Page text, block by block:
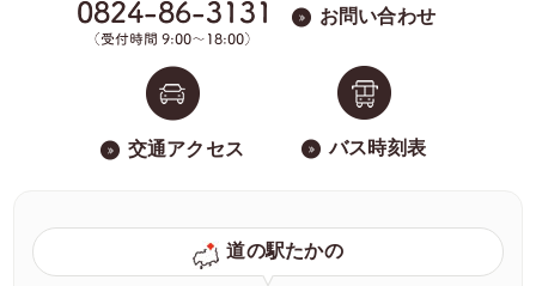
お問い合わせ
交通アクセス バス時刻表
道の駅たかの